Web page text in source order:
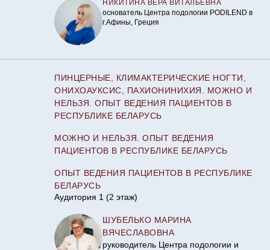
НИКИТИНА ВЕРА ВИТАЛЬЕВНА
основатель Центра подологии PODILEND в
г.Афины, Греция
ПИНЦЕРНЫЕ, КЛИМАКТЕРИЧЕСКИЕ НОГТИ,
ОНИХОАУКСИС, ПАХИОНИНИХИЯ. МОЖНО И
НЕЛЬЗЯ. ОПЫТ ВЕДЕНИЯ ПАЦИЕНТОВ В
РЕСПУБЛИКЕ БЕЛАРУСЬ
МОЖНО И НЕЛЬЗЯ. ОПЫТ ВЕДЕНИЯ
ПАЦИЕНТОВ В РЕСПУБЛИКЕ БЕЛАРУСЬ
ОПЫТ ВЕДЕНИЯ ПАЦИЕНТОВ В РЕСПУБЛИКЕ
БЕЛАРУСЬ
Аудитория 1 (2 этаж)
ШУБЕЛЬКО МАРИНА
ВЯЧЕСЛАВОВНА
руководитель Центра подологии и